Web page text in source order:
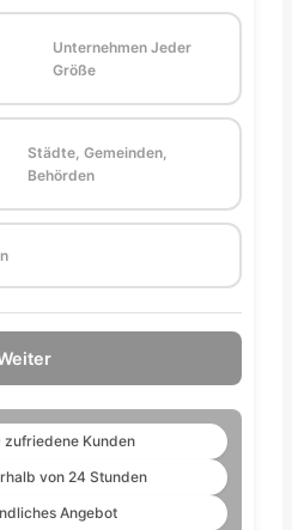
Unternehmen Jeder
Größe
Städte, Gemeinden,
Behörden
zufriedene Kunden
von 24 Stunden
Angebot